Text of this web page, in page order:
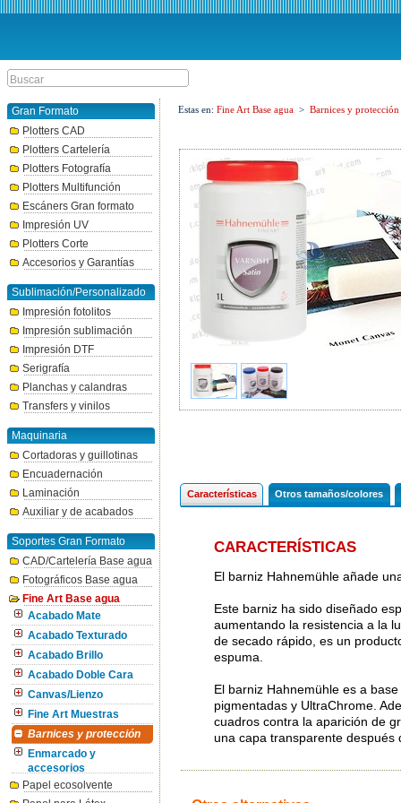
Gran Formato
Plotters CAD
Plotters Cartelería
Plotters Fotografía
Plotters Multifunción
Escáners Gran formato
Impresión UV
Plotters Corte
Accesorios y Garantías
Sublimación/Personalizado
Impresión fotolitos
Impresión sublimación
Impresión DTF
Serigrafía
Planchas y calandras
Transfers y vinilos
Maquinaria
Cortadoras y guillotinas
Encuadernación
Laminación
Auxiliar y de acabados
Soportes Gran Formato
CAD/Cartelería Base agua
Fotográficos Base agua
Fine Art Base agua
Acabado Mate
Acabado Texturado
Acabado Brillo
Acabado Doble Cara
Canvas/Lienzo
Fine Art Muestras
Barnices y protección
Enmarcado y
accesorios
Papel ecosolvente
Estas en: Fine Art Base agua > Barnices y protección
Características Otros tamaños/colores
CARACTERÍSTICAS
El barniz Hahnemühle añade
Este barniz ha sido diseñado
aumentando la resistencia a la
de secado rápido, es un
espuma.
El barniz Hahnemühle es a
pigmentadas y UltraChrome.
cuadros contra la aparición de
una capa transparente después